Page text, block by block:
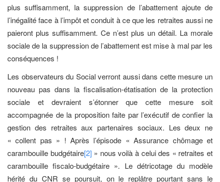
plus suffisamment, la suppression de l’abattement ajoute de
l’inégalité face à l’impôt et conduit à ce que les retraites aussi ne
paieront plus suffisamment. Ce n’est plus un détail. La morale
sociale de la suppression de l’abattement est mise à mal par les
conséquences !
Les observateurs du Social verront aussi dans cette mesure un
nouveau pas dans la fiscalisation-étatisation de la protection
sociale et devraient s’étonner que cette mesure soit
accompagnée de la proposition faite par l’exécutif de confier la
gestion des retraites aux partenaires sociaux. Les deux ne
« collent pas » ! Après l’épisode « Assurance chômage et
carambouille budgétaire[2]» nous voilà à celui des « retraites et
carambouille fiscalo-budgétaire ». Le détricotage du modèle
hérité du CNR se poursuit, on le replâtre pourtant sans le